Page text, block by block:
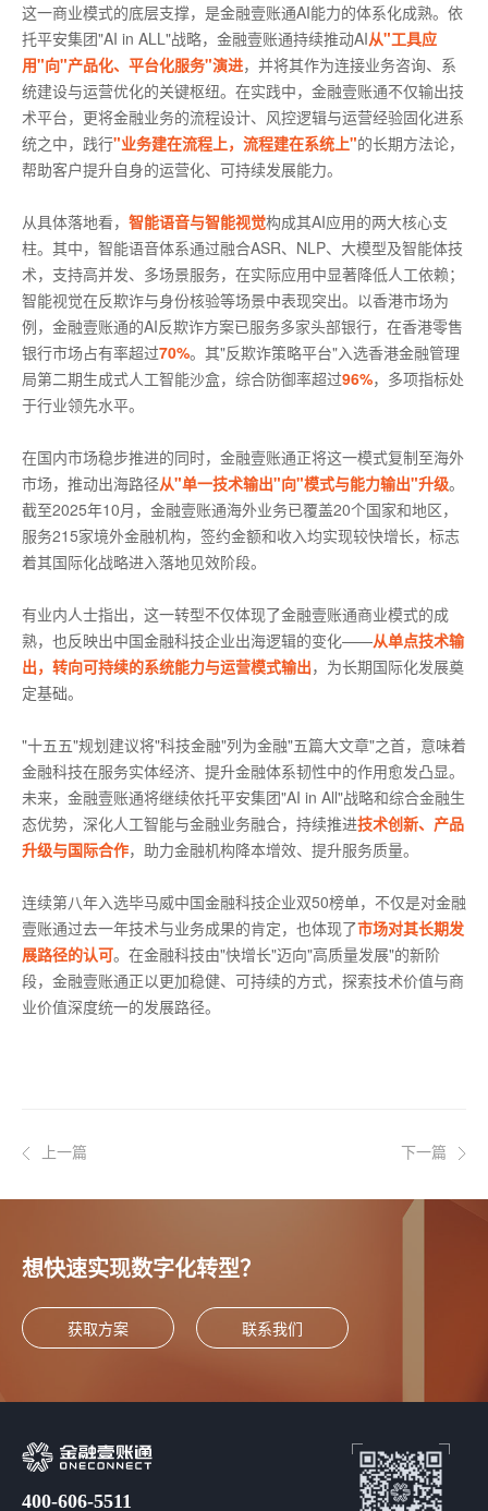
这一商业模式的底层支撑，是金融壹账通AI能力的体系化成熟。依
托平安集团"AI in ALL"战略，金融壹账通持续推动AI从"工具应
用"向"产品化、平台化服务"演进，并将其作为连接业务咨询、系
统建设与运营优化的关键枢纽。在实践中，金融壹账通不仅输出技
术平台，更将金融业务的流程设计、风控逻辑与运营经验固化进系
统之中，践行"业务建在流程上，流程建在系统上"的长期方法论，
帮助客户提升自身的运营化、可持续发展能力。
从具体落地看， 智能语音与智能视觉构成其AI应用的两大核心支
柱。其中，智能语音体系通过融合ASR、NLP、大模型及智能体技
术，支持高并发、多场景服务，在实际应用中显著降低人工依赖；
智能视觉在反欺诈与身份核验等场景中表现突出。以香港市场为
例，金融壹账通的AI反欺诈方案已服务多家头部银行，在香港零售
银行市场占有率超过70%。其"反欺诈策略平台"入选香港金融管理
局第二期生成式人工智能沙盒，综合防御率超过96%，多项指标处
于行业领先水平。
在国内市场稳步推进的同时，金融壹账通正将这一模式复制至海外
市场，推动出海路径从"单一技术输出"向"模式与能力输出"升级。
截至2025年10月，金融壹账通海外业务已覆盖20个国家和地区，
服务215家境外金融机构，签约金额和收入均实现较快增长，标志
着其国际化战略进入落地见效阶段。
有业内人士指出，这一转型不仅体现了金融壹账通商业模式的成
熟，也反映出中国金融科技企业出海逻辑的变化——从单点技术输
出，转向可持续的系统能力与运营模式输出，为长期国际化发展奠
定基础。
"十五五"规划建议将"科技金融"列为金融"五篇大文章"之首，意味着
金融科技在服务实体经济、提升金融体系韧性中的作用愈发凸显。
未来，金融壹账通将继续依托平安集团"AI in All"战略和综合金融生
态优势，深化人工智能与金融业务融合，持续推进技术创新、产品
升级与国际合作，助力金融机构降本增效、提升服务质量。
连续第八年入选毕马威中国金融科技企业双50榜单，不仅是对金融
壹账通过去一年技术与业务成果的肯定，也体现了市场对其长期发
展路径的认可。在金融科技由"快增长"迈向"高质量发展"的新阶
段，金融壹账通正以更加稳健、可持续的方式，探索技术价值与商
业价值深度统一的发展路径。
上一篇 下一篇
想快速实现数字化转型？
获取方案 联系我们
400-606-5511